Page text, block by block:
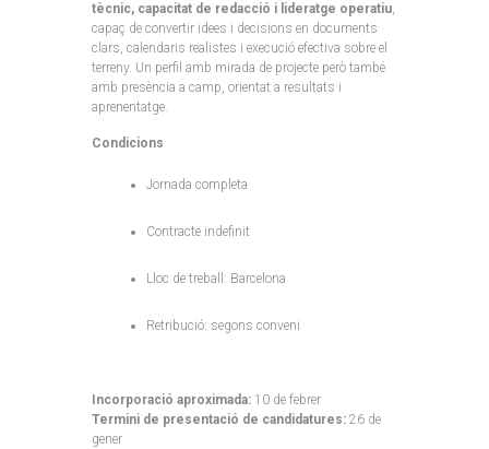
tècnic, capacitat de redacció i lideratge operatiu,
capaç de convertir idees i decisions en documents
clars, calendaris realistes i execució efectiva sobre el
terreny. Un perfil amb mirada de projecte però també
amb presència a camp, orientat a resultats i
aprenentatge.
Condicions
Jornada completa
Contracte indefinit
Lloc de treball: Barcelona
Retribució: segons conveni
Incorporació aproximada: 10 de febrer
Termini de presentació de candidatures: 26 de
gener